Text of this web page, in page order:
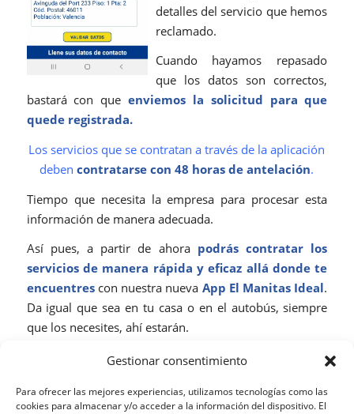
Gestionar consentimiento
Para ofrecer las mejores experiencias, utilizamos tecnologías como las
cookies para almacenar y/o acceder a la información del dispositivo. El
detalles del servicio que hemos
reclamado.
Cuando hayamos repasado
que los datos son correctos,
bastará con queenviemos la solicitud para que
quede registrada.
Los servicios que se contratan a través de la aplicación
debencontratarse con 48 horas de antelación.
Tiempo que necesita la empresa para procesar esta
información de manera adecuada.
Así pues, a partir de ahorapodrás contratar los
servicios de manera rápida y eficaz allá donde te
encuentres con nuestra nueva App El Manitas Ideal.
Da igual que sea en tu casa o en el autobús, siempre
que los necesites, ahí estarán.
Recuerda quepara saber la amplia oferta que El
web.¡No lo dudes e instala la aplicación en tu